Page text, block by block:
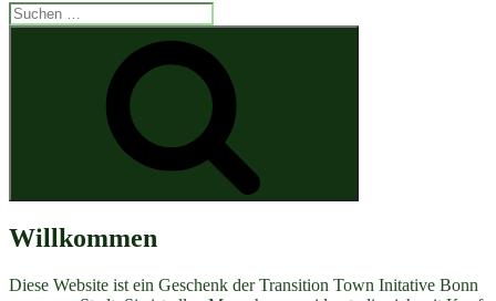
Suchen
nach:
Willkommen
Diese Website ist ein Geschenk der Transition Town Initative Bonn